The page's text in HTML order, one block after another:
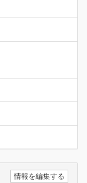
情報を編集する